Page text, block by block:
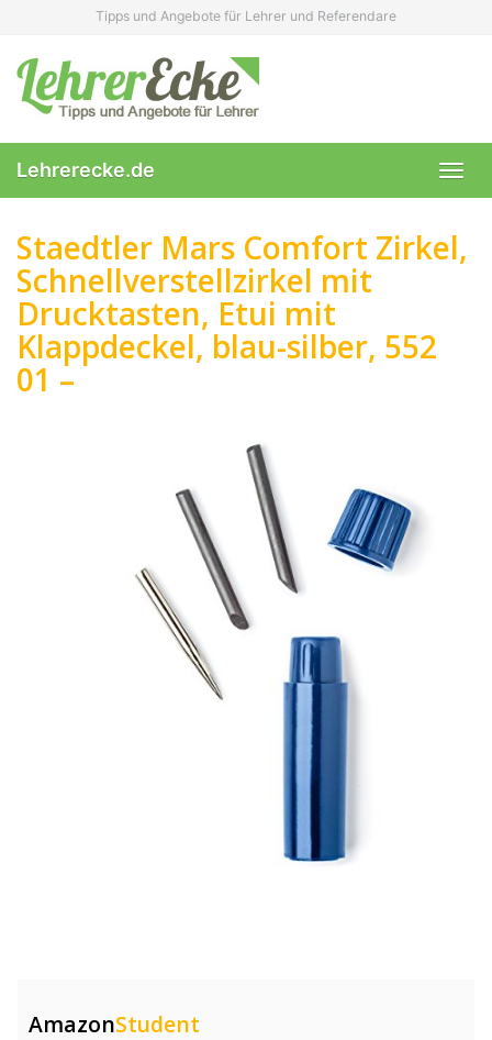
content
Tipps und Angebote für Lehrer und Referendare
Lehrerecke.de
Staedtler Mars Comfort Zirkel,
Schnellverstellzirkel mit
Drucktasten, Etui mit
Klappdeckel, blau-silber, 552
01 –
AmazonStudent